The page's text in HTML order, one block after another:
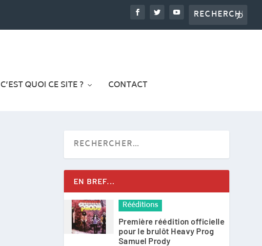
C’EST QUOI CE SITE ? CONTACT
EN BREF...
Rééditions
Première réédition officielle
pour le brulôt Heavy Prog
Samuel Prody